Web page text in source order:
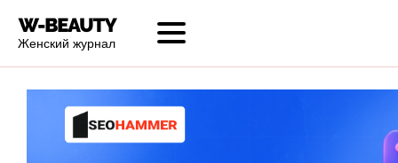
Женский журнал